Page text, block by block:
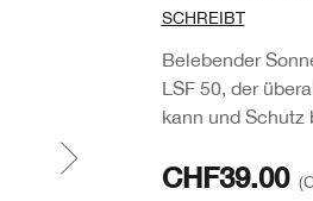
SCHREIBT
Belebender
LSF 50, der
kann und Schutz
CHF39.00